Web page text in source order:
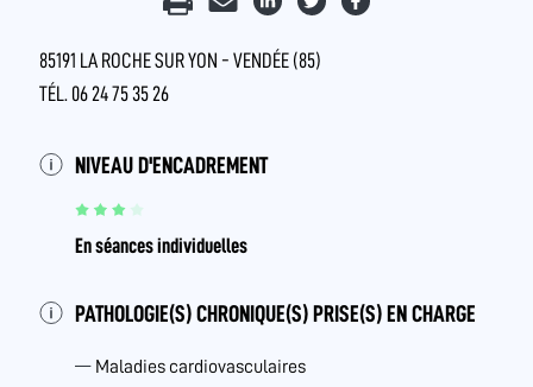
85191 LA ROCHE SUR YON - VENDÉE (85)
TÉL. 06 24 75 35 26
NIVEAU D'ENCADREMENT
En séances individuelles
PATHOLOGIE(S) CHRONIQUE(S) PRISE(S) EN CHARGE
Maladies cardiovasculaires